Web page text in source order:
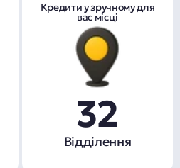
Кредити у зручному для
вас місці
32
Відділення